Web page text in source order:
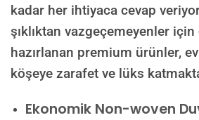
kadar her ihtiyaca cevap
şıklıktan vazgeçemeyenler
hazırlanan premium ürünler,
köşeye zarafet ve lüks
Ekonomik Non-woven